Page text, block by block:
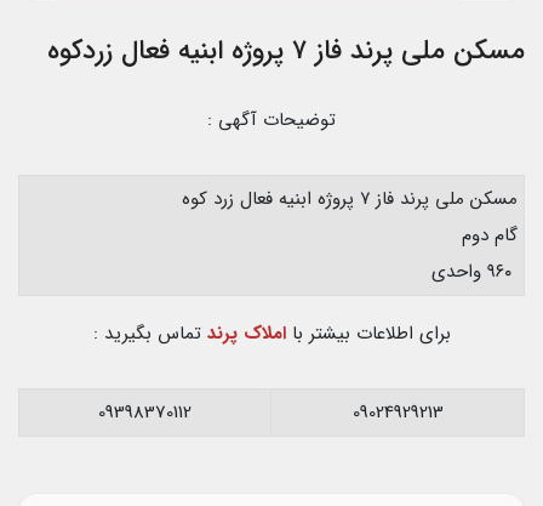
مسکن ملی پرند فاز ۷ پروژه ابنیه فعال زردکوه
توضیحات آگهی :
مسکن ملی پرند فاز ۷ پروژه ابنیه فعال زرد کوه
گام دوم
برای اطلاعات بیشتر بااملاک پرند تماس بگیرید :
09024929213
09398370112